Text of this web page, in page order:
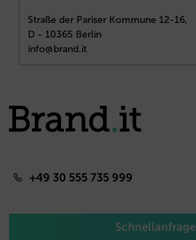
Straße der Pariser Kommune 12-16,
D - 10365 Berlin
info@brand.it
+49 30 555 735 999
Schnellanfrage